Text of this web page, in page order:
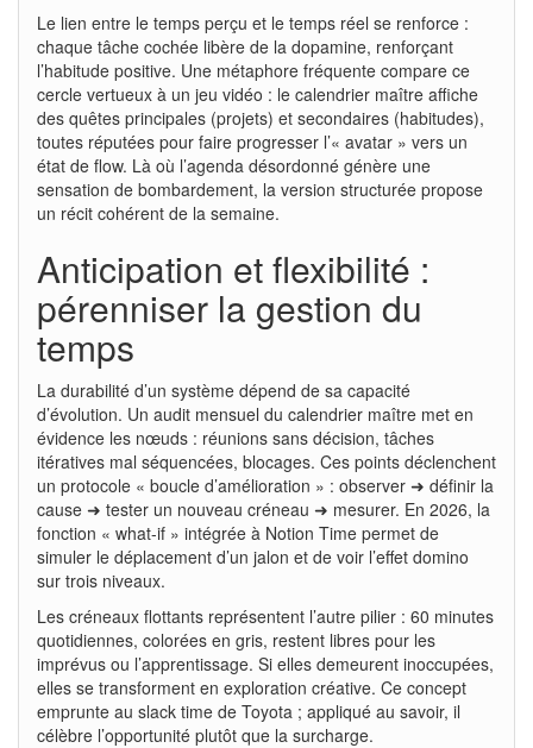
Le lien entre le temps perçu et le temps réel se renforce :
chaque tâche cochée libère de la dopamine, renforçant
l’habitude positive. Une métaphore fréquente compare ce
cercle vertueux à un jeu vidéo : le calendrier maître affiche
des quêtes principales (projets) et secondaires (habitudes),
toutes réputées pour faire progresser l’« avatar » vers un
état de flow. Là où l’agenda désordonné génère une
sensation de bombardement, la version structurée propose
un récit cohérent de la semaine.
Anticipation et flexibilité :
pérenniser la gestion du
temps
La durabilité d’un système dépend de sa capacité
d’évolution. Un audit mensuel du calendrier maître met en
évidence les nœuds : réunions sans décision, tâches
itératives mal séquencées, blocages. Ces points déclenchent
un protocole « boucle d’amélioration » : observer ➜ définir la
cause ➜ tester un nouveau créneau ➜ mesurer. En 2026, la
fonction « what-if » intégrée à Notion Time permet de
simuler le déplacement d’un jalon et de voir l’effet domino
sur trois niveaux.
Les créneaux flottants représentent l’autre pilier : 60 minutes
quotidiennes, colorées en gris, restent libres pour les
imprévus ou l’apprentissage. Si elles demeurent inoccupées,
elles se transforment en exploration créative. Ce concept
emprunte au slack time de Toyota ; appliqué au savoir, il
célèbre l’opportunité plutôt que la surcharge.